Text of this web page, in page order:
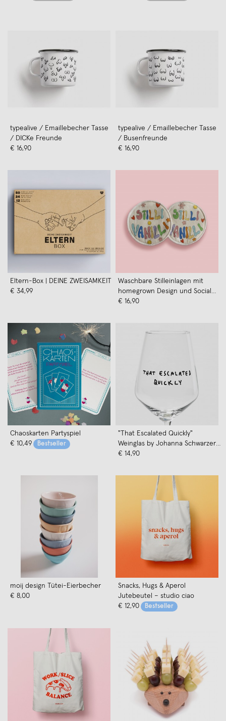
typealive / Emaillebecher Tasse
/ DICKe Freunde
€ 16,90
typealive / Emaillebecher Tasse
/ Busenfreunde
€ 16,90
Eltern-Box | DEINE ZWEISAMKEIT
€ 34,99
Waschbare Stilleinlagen mit
homegrown Design und Social
Impact von moodie x Stilli Vanilli
€ 16,90
Chaoskarten Partyspiel
€ 10,49
Bestseller
"That Escalated Quickly"
Weinglas by Johanna Schwarzer
× selekkt
€ 14,90
moij design Tütei-Eierbecher
€ 8,00
Snacks, Hugs & Aperol
Jutebeutel – studio ciao
€ 12,90
Bestseller